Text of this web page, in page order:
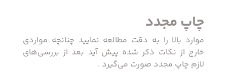
چاپ مجدد
موارد بالا را به دقت مطالعه نمایید چنانچه مواردی
خارج از نکات ذکر شده پیش آید بعد از بررسی‌های
لازم چاپ مجدد صورت می‌گیرد .